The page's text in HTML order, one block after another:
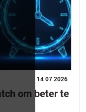
14 07 2026
om beter te